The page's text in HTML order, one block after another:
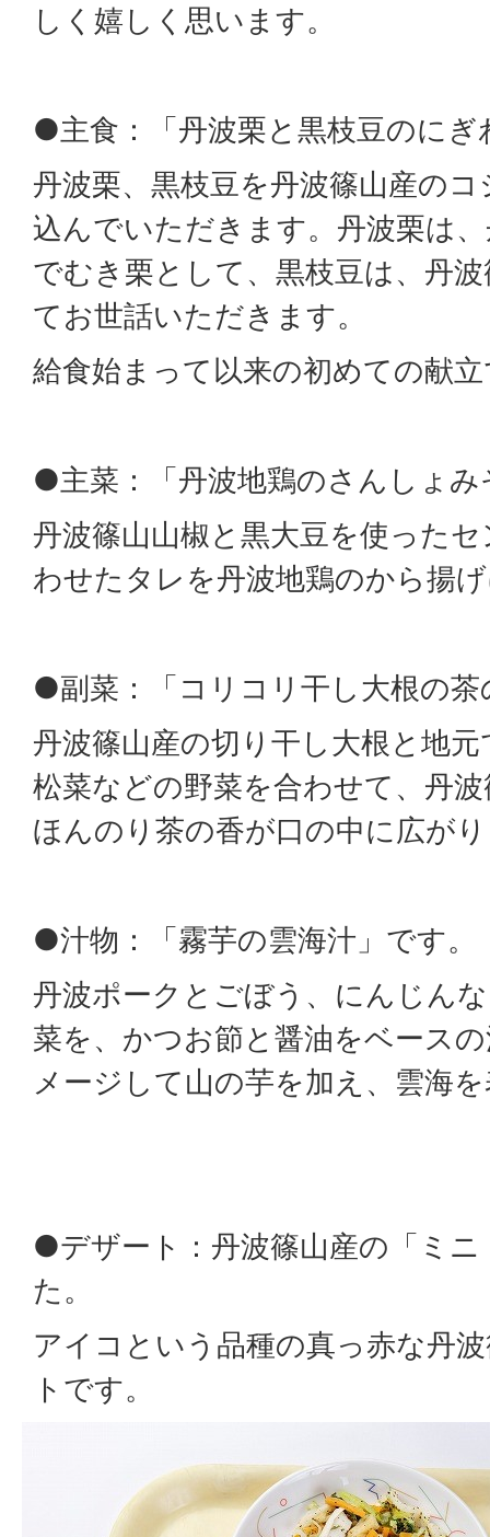
しく嬉しく思います。
●主食：「丹波栗と黒枝豆のに
丹波栗、黒枝豆を丹波篠山産の
込んでいただきます。丹波栗は
でむき栗として、黒枝豆は、丹
てお世話いただきます。
給食始まって以来の初めての献
●主菜：「丹波地鶏のさんしょみ
丹波篠山山椒と黒大豆を使った
わせたタレを丹波地鶏のから揚
●副菜：「コリコリ干し大根の茶
丹波篠山産の切り干し大根と地
松菜などの野菜を合わせて、丹
ほんのり茶の香が口の中に広が
●汁物：「霧芋の雲海汁」です。
丹波ポークとごぼう、にんじん
菜を、かつお節と醤油をベース
メージして山の芋を加え、雲海
●デザート：丹波篠山産の「ミ
た。
アイコという品種の真っ赤な丹
トです。